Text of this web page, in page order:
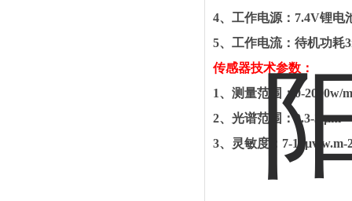
4、 工作电源： 7.4V锂电
5、 工作电流：待机功耗
传感器技术参数 ：
1、 测量范围： 0-2000w/
2、 光谱范围： 0.3-3 μm
3、 灵敏度： 7-14μv/w.m-